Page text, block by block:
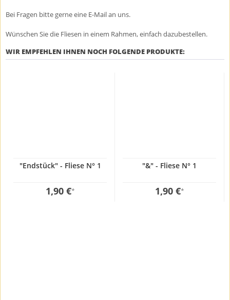
Bei Fragen bitte gerne eine E-Mail an uns.
Wünschen Sie die Fliesen in einem Rahmen, einfach dazubestellen.
WIR EMPFEHLEN IHNEN NOCH FOLGENDE PRODUKTE:
"Endstück" - Fliese N° 1
1,90 €*
"&" - Fliese N° 1
1,90 €*